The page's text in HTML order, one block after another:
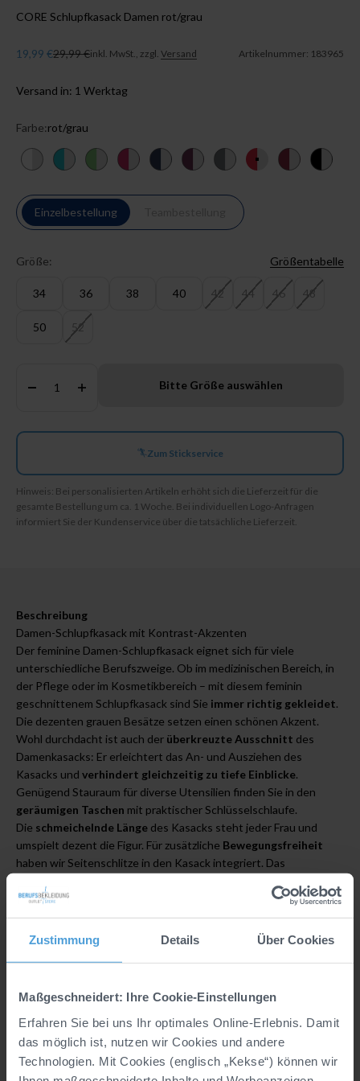
Zustimmung Details Über Cookies
Maßgeschneidert: Ihre Cookie-Einstellungen
Erfahren Sie bei uns Ihr optimales Online-Erlebnis. Damit
das möglich ist, nutzen wir Cookies und andere
Technologien. Mit Cookies (englisch „Kekse“) können wir
CORE Schlupfkasack Damen rot/grau
Angebot
19,99 €Regulärer Preis
29,99 €inkl. MwSt., zzgl. Versand Artikelnummer: 183965
Versand in: 1 Werktag
Farbe:rot/grau
weiß/graucuraçao/grauapfelgrün/grau
pink/graunavy/graupflaume/grausteingrau/grau
rot/graubordeaux/
Einzelbestellung
Größe: Größentabelle
34 36 38 40 42 44 46 48
50 52
Bitte Größe auswählen
Zum Stickservice
Hinweis: Bei personalisierten Artikeln erhöht sich die Lieferzeit für die
gesamte Bestellung um ca. 1 Woche. Bei individuellen Logo-Anfragen
informiert Sie der Kundenservice über die tatsächliche Lieferzeit.
Beschreibung
Damen-Schlupfkasack mit Kontrast-Akzenten
Der feminine Damen-Schlupfkasack eignet sich für viele
unterschiedliche Berufszweige. Ob im medizinischen Bereich, in
der Pflege oder im Kosmetikbereich – mit diesem feminin
geschnittenem Schlupfkasack sind Sie immer richtig gekleidet.
Die dezenten grauen Besätze setzen einen schönen Akzent.
Wohl durchdacht ist auch der überkreuzte Ausschnitt des
Damenkasacks: Er erleichtert das An- und Ausziehen des
Kasacks und verhindert gleichzeitig zu tiefe Einblicke.
Genügend Stauraum für diverse Utensilien finden Sie in den
geräumigen Taschen mit praktischer Schlüsselschlaufe.
Die schmeichelnde Länge des Kasacks steht jeder Frau und
umspielt dezent die Figur. Für zusätzliche Bewegungsfreiheit
haben wir Seitenschlitze in den Kasack integriert. Das
Polyester verbindet die Vorteile beider Fasern: Angenehme
Trageeigenschaften undAtmungsaktivitättreffen auf
Formstabilität
Langlebigkeit . Durch das angenehm leichte
Gewicht des Gewebes ist der Schlupfkasack für Damen auch bei
Details